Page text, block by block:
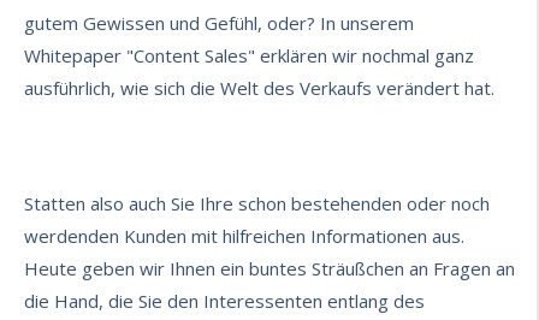
gutem Gewissen und Gefühl, oder? In unserem
Whitepaper "Content Sales" erklären wir nochmal ganz
ausführlich, wie sich die Welt des Verkaufs verändert hat.
Statten also auch Sie Ihre schon bestehenden oder noch
werdenden Kunden mit hilfreichen Informationen aus.
Heute geben wir Ihnen ein buntes Sträußchen an Fragen an
die Hand, die Sie den Interessenten entlang des